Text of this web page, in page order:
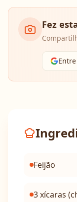
Fez
Feijão
3 xícaras